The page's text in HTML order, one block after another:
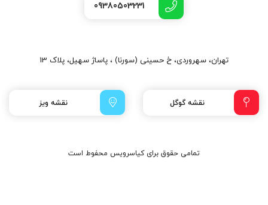
09380503231
تهران، سهروردی، خ حسینی (سورنا) ، پاساژ سهیل، پلاک 13
نقشه گوگل نقشه ویز
تمامی حقوق برای کیاسرویس محفوط است